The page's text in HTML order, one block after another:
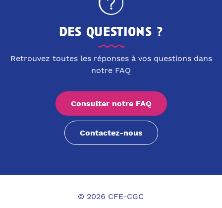
des questions ?
Retrouvez toutes les réponses à vos questions dans
notre FAQ
Consulter notre FAQ
Contactez-nous
© 2026 CFE-CGC